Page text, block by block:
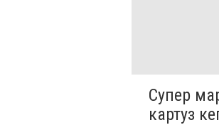
Супер
картуз